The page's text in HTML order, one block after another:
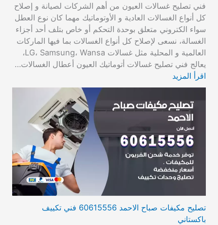
فني تصليح غسالات العيون من أهم الشركات لصيانة و إصلاح
كل أنواع الغسالات العادية و الأوتوماتيك مهما كان نوع العطل
سواء الكتروني متعلق بوحدة التحكم أو خاص بتلف أحد أجزاء
الغسالة، نسعى لإصلاح كل أنواع الغسالات بما فيها الماركات
العالمية و المحلية مثل غسالات LG، Samsung، Wansa،
يعالج فني تصليح غسالات أتوماتيك العيون أعطال الغسالات…
اقرأ المزيد
تصليح مكيفات صباح الاحمد 60615556 فني تكييف
باكستاني